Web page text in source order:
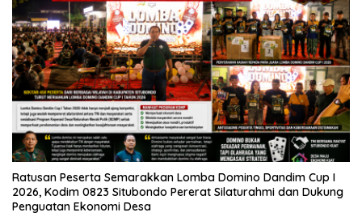
Ratusan Peserta Semarakkan Lomba Domino Dandim Cup I
2026, Kodim 0823 Situbondo Pererat Silaturahmi dan Dukung
Penguatan Ekonomi Desa